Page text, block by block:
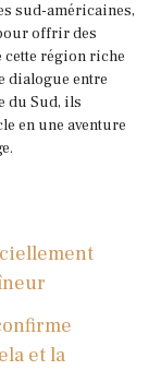
sud-américaines,
offrir des
cette région riche
dialogue entre
du Sud, ils
en une aventure
et la